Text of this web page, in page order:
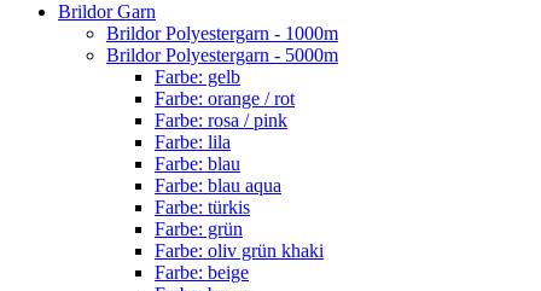
Brildor Garn
Brildor Polyestergarn - 1000m
Brildor Polyestergarn - 5000m
Farbe: gelb
Farbe: orange / rot
Farbe: rosa / pink
Farbe: lila
Farbe: blau
Farbe: blau aqua
Farbe: türkis
Farbe: grün
Farbe: oliv grün khaki
Farbe: beige